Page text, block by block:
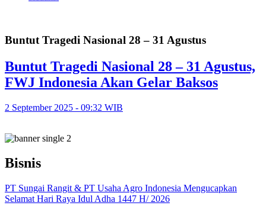
Buntut Tragedi Nasional 28 – 31 Agustus
Buntut Tragedi Nasional 28 – 31 Agustus,
FWJ Indonesia Akan Gelar Baksos
2 September 2025 - 09:32 WIB
Bisnis
PT Sungai Rangit & PT Usaha Agro Indonesia Mengucapkan
Selamat Hari Raya Idul Adha 1447 H/ 2026